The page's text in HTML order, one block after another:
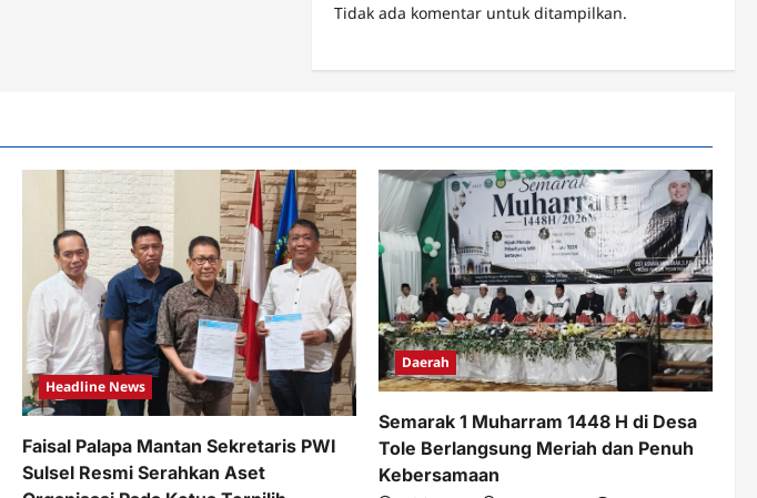
Tidak ada komentar untuk ditampilkan.
Headline News
Faisal Palapa Mantan Sekretaris PWI
Sulsel Resmi Serahkan Aset
Daerah
Semarak 1 Muharram 1448 H di Desa
Tole Berlangsung Meriah dan Penuh
Kebersamaan